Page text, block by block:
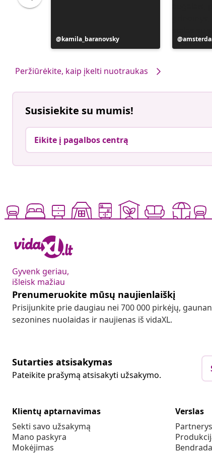
Įrašą
paskelbė
kamila_baranovsky
Įrašą
paskelbė
Peržiūrėkite, kaip įkelti nuotraukas
Susisiekite su mumis!
Eikite į pagalbos centrą
Gyvenk geriau,
išleisk mažiau
Prenumeruokite mūsų naujienlaiškį
Prisijunkite prie daugiau nei 700 000 pirkėjų,
sezonines nuolaidas ir naujienas iš vidaXL.
Sutarties atsisakymas
Pateikite prašymą atsisakyti užsakymo.
Klientų aptarnavimas
Sekti savo užsakymą
Mano paskyra
Mokėjimas
Verslas